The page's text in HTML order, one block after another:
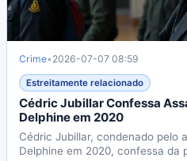
Crime• 2026-07-07 08:59
Estreitamente relacionado
Cédric Jubillar Confessa
Delphine em 2020
Cédric Jubillar, condenado pelo
Delphine em 2020, confessa da